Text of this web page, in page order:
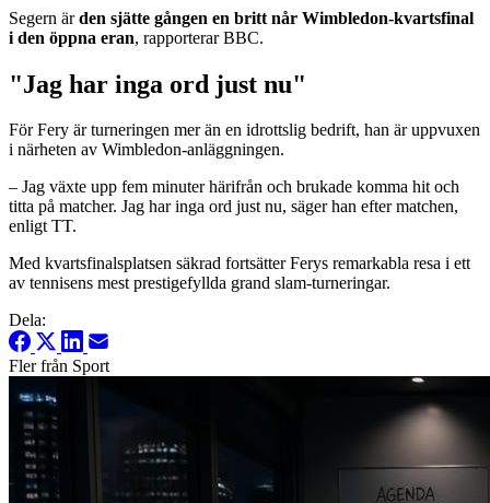
Segern ärden sjätte gången en britt når Wimbledon-kvartsfinal
i den öppna eran, rapporterar BBC.
"Jag har inga ord just nu"
För Fery är turneringen mer än en idrottslig bedrift, han är uppvuxen
i närheten av Wimbledon-anläggningen.
– Jag växte upp fem minuter härifrån och brukade komma hit och
titta på matcher. Jag har inga ord just nu, säger han efter matchen,
enligt TT.
Med kvartsfinalsplatsen säkrad fortsätter Ferys remarkabla resa i ett
av tennisens mest prestigefyllda grand slam-turneringar.
Dela:
Fler från Sport